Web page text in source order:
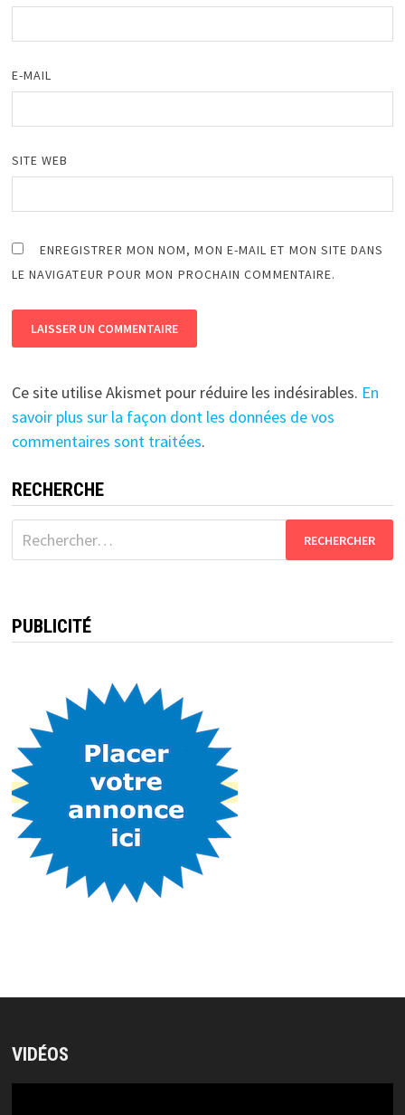
E-MAIL
SITE WEB
ENREGISTRER MON NOM, MON E-MAIL ET MON SITE DANS
LE NAVIGATEUR POUR MON PROCHAIN COMMENTAIRE.
Ce site utilise Akismet pour réduire les indésirables. En
savoir plus sur la façon dont les données de vos
commentaires sont traitées.
RECHERCHE
Rechercher :
PUBLICITÉ
VIDÉOS